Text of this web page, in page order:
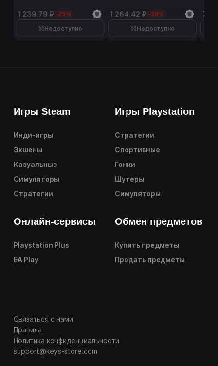
1 239.79 ₽ -25%
Недоступно
1 264.42 ₽ -30%
Недоступно
7
Игры Steam
Инди-игры
Экшены
Казуальные
Симуляторы
Стратегии
Игры Playstation
Стратегии
Спортивные
Гонки
Шутеры
Симуляторы
Онлайн-сервисы
Playstation Plus
EA Play
Обмен предметов
Купить предметы
Продать предметы
Связаться с нами
Правила
Политика конфиденциальности
support@keys-store.com